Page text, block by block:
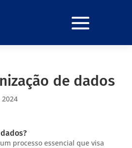
de dados
2024
processo essencial que visa